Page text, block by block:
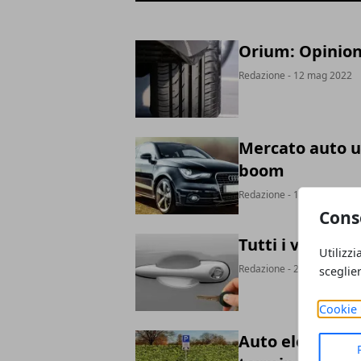
Cookie
Orium:
Redazione - 12 mag 2022
Mercato auto
boom
Redazione - 14 feb 2022
Tutti i
Redazione - 21 dic 2021
Auto